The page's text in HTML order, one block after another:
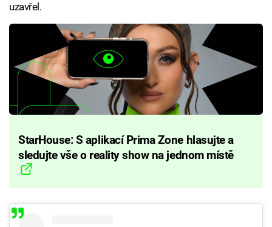
uzavřel.
StarHouse: S aplikací Prima Zone hlasujte a
sledujte vše o reality show na jednom místě